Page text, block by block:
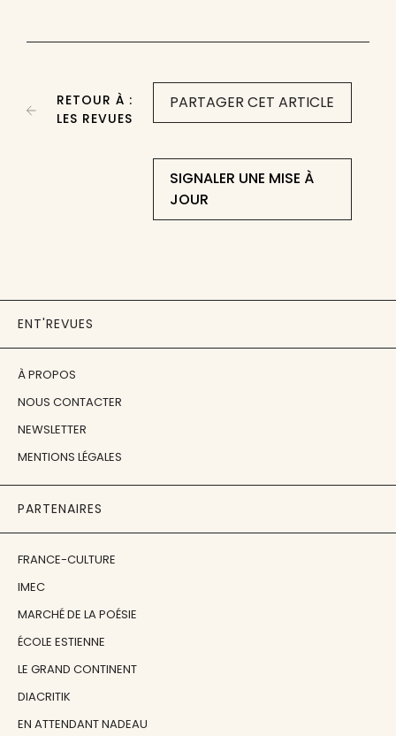
PARTAGER CET ARTICLE
SIGNALER UNE MISE À
JOUR
RETOUR À :
LES REVUES
ENT'REVUES
À PROPOS
NOUS CONTACTER
NEWSLETTER
MENTIONS LÉGALES
PARTENAIRES
FRANCE-CULTURE
IMEC
MARCHÉ DE LA POÉSIE
ÉCOLE ESTIENNE
LE GRAND CONTINENT
DIACRITIK
EN ATTENDANT NADEAU